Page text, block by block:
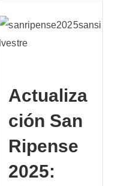
Actualiza
ción San
Ripense
2025: